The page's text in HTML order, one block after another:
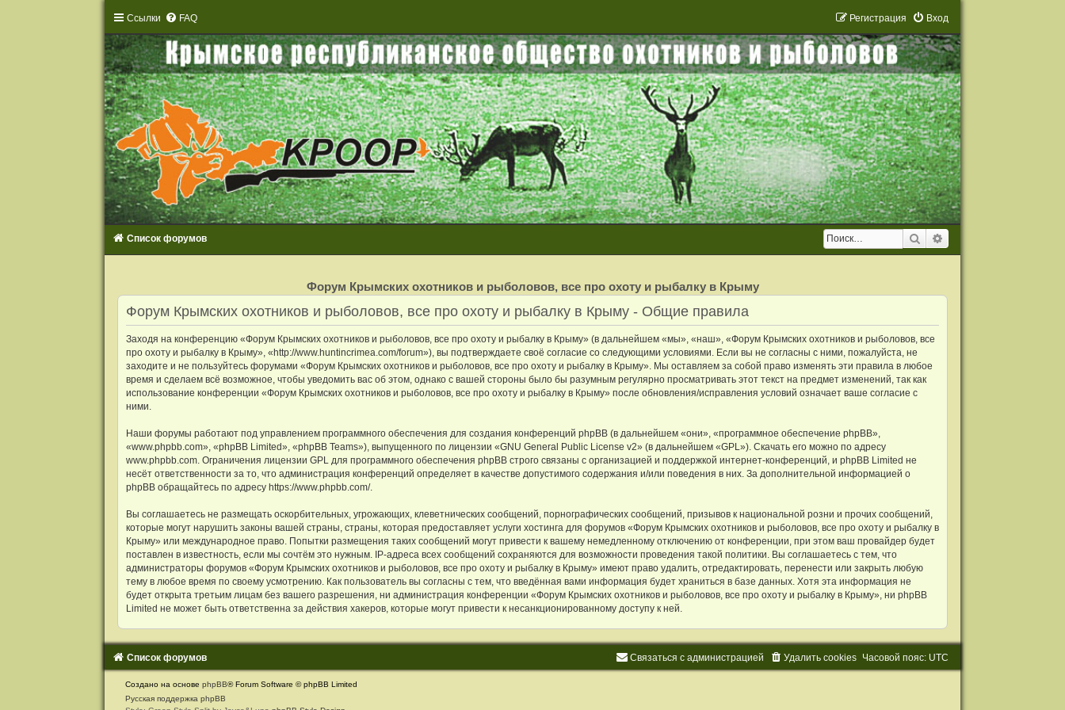
Ссылки FAQ Вход
Регистрация
Поиск
Список форумов
г
Форум Крымских охотников и рыболовов, все про охоту и рыбалку в Крыму
Форум Крымских охотников и рыболовов, все про охоту и рыбалку в Крыму - Общие правила
Заходя на конференцию «Форум Крымских охотников и рыболовов, все про охоту и рыбалку в Крыму» (в дальнейшем «мы», «наш», «Форум Крымских охотников и рыболовов, все
про охоту и рыбалку в Крыму», «http://www.huntincrimea.com/forum»), вы подтверждаете своё согласие со следующими условиями. Если вы не согласны с ними, пожалуйста, не
заходите и не пользуйтесь форумами «Форум Крымских охотников и рыболовов, все про охоту и рыбалку в Крыму». Мы оставляем за собой право изменять эти правила в любое
время и сделаем всё возможное, чтобы уведомить вас об этом, однако с вашей стороны было бы разумным регулярно просматривать этот текст на предмет изменений, так как
использование конференции «Форум Крымских охотников и рыболовов, все про охоту и рыбалку в Крыму» после обновления/исправления условий означает ваше согласие с
ними.
Наши форумы работают под управлением программного обеспечения для создания конференций phpBB (в дальнейшем «они», «программное обеспечение phpBB»,
«www.phpbb.com», «phpBB Limited», «phpBB Teams»), выпущенного по лицензии «GNU General Public License v2» (в дальнейшем «GPL»). Скачать его можно по адресу
www.phpbb.com. Ограничения лицензии GPL для программного обеспечения phpBB строго связаны с организацией и поддержкой интернет-конференций, и phpBB Limited не
несёт ответственности за то, что администрация конференций определяет в качестве допустимого содержания и/или поведения в них. За дополнительной информацией о
phpBB обращайтесь по адресу https://www.phpbb.com/.
Вы соглашаетесь не размещать оскорбительных, угрожающих, клеветнических сообщений, порнографических сообщений, призывов к национальной розни и прочих сообщений,
которые могут нарушить законы вашей страны, страны, которая предоставляет услуги хостинга для форумов «Форум Крымских охотников и рыболовов, все про охоту и рыбалку в
Крыму» или международное право. Попытки размещения таких сообщений могут привести к вашему немедленному отключению от конференции, при этом ваш провайдер будет
поставлен в известность, если мы сочтём это нужным. IP-адреса всех сообщений сохраняются для возможности проведения такой политики. Вы соглашаетесь с тем, что
администраторы форумов «Форум Крымских охотников и рыболовов, все про охоту и рыбалку в Крыму» имеют право удалить, отредактировать, перенести или закрыть любую
тему в любое время по своему усмотрению. Как пользователь вы согласны с тем, что введённая вами информация будет храниться в базе данных. Хотя эта информация не
будет открыта третьим лицам без вашего разрешения, ни администрация конференции «Форум Крымских охотников и рыболовов, все про охоту и рыбалку в Крыму», ни phpBB
Limited не может быть ответственна за действия хакеров, которые могут привести к несанкционированному доступу к ней.
Список форумов Часовой пояс: UTC
Удалить cookies
Связаться с администрацией
Создано на основе phpBB® Forum Software © phpBB Limited
Русская поддержка phpBB